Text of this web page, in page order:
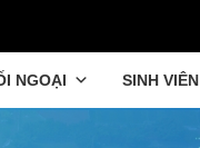
NGOẠI SINH VIÊN